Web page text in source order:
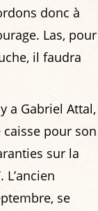
donc à
Las, pour
il faudra
a Gabriel Attal,
pour son
sur la
L’ancien
se